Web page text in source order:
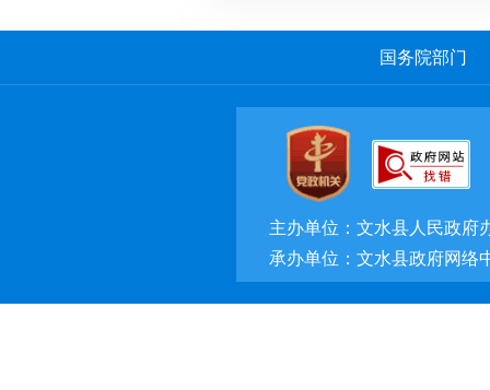
国务院部门
主办单位：文水县人民政府
承办单位：文水县政府网络